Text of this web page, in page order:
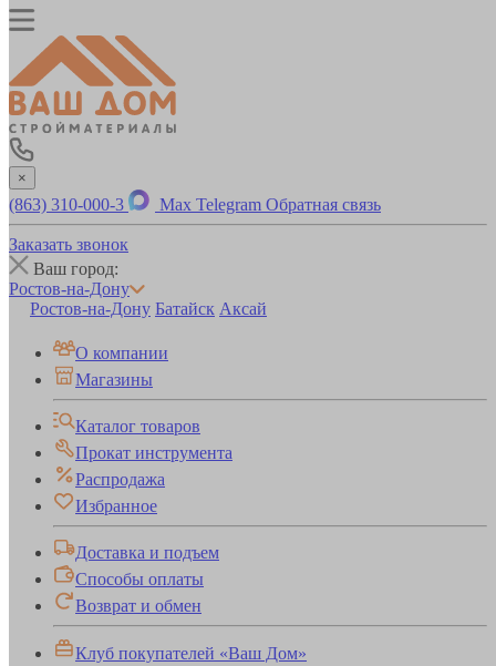
×
(863) 310-000-3 Max Telegram Обратная связь
Заказать звонок
Ваш город:
Ростов-на-Дону
Ростов-на-Дону Батайск Аксай
О компании
Магазины
Каталог товаров
Прокат инструмента
Распродажа
Избранное
Доставка и подъем
Способы оплаты
Возврат и обмен
Клуб покупателей «Ваш Дом»